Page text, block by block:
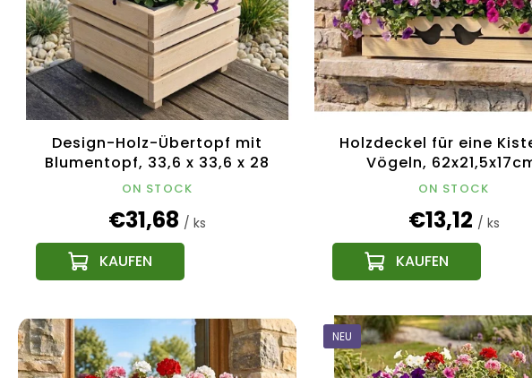
Design-Holz-Übertopf mit
Blumentopf, 33,6 x 33,6 x 28
cm
ON STOCK
€31,68 / ks
Holzdeckel für eine
Vögeln,
tschechisches
ON STOCK
€13,12 / ks
NEU